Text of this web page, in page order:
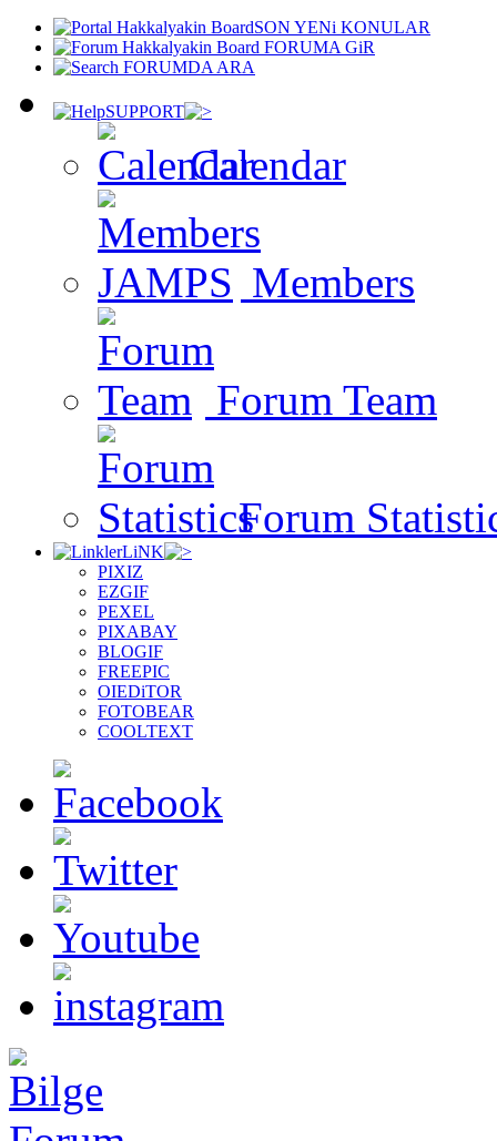
SON YENi KONULAR
FORUMA GiR
FORUMDA ARA
SUPPORT
Calendar
Members
Forum Team
Forum
LiNK
PIXIZ
EZGIF
PEXEL
PIXABAY
BLOGIF
FREEPIC
OIEDiTOR
FOTOBEAR
COOLTEXT